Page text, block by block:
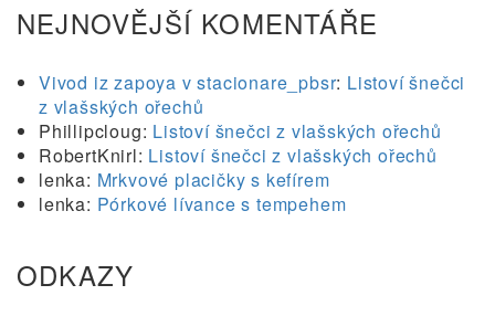
NEJNOVĚJŠÍ KOMENTÁŘE
Vivod iz zapoya v stacionare_pbsr: Listoví šnečci
z vlašských ořechů
Phillipcloug: Listoví šnečci z vlašských ořechů
RobertKnirl: Listoví šnečci z vlašských ořechů
lenka: Mrkvové placičky s kefírem
lenka: Pórkové lívance s tempehem
ODKAZY